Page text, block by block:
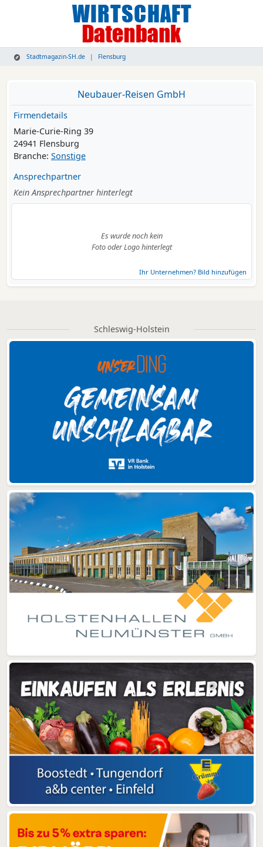
Stadtmagazin-SH.de Flensburg
Neubauer-Reisen GmbH
Firmendetails
Marie-Curie-Ring 39
24941 Flensburg
Branche: Sonstige
Ansprechpartner
Kein Ansprechpartner hinterlegt
Es wurde noch kein
Foto oder Logo hinterlegt
Ihr Unternehmen? Bild hinzufügen
Schleswig-Holstein